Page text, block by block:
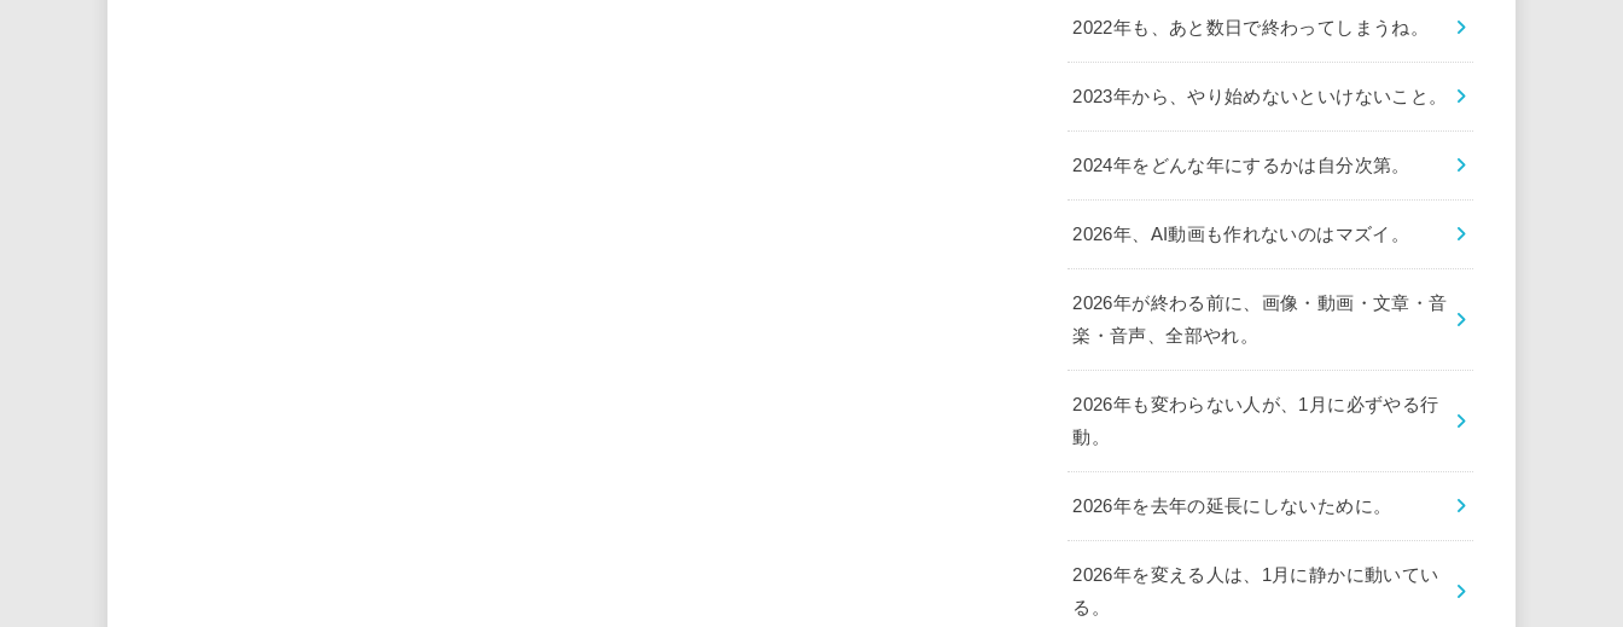
2022年も、あと数日で終わってしまうね。
2023年から、やり始めないといけないこと。
2024年をどんな年にするかは自分次第。
2026年、AI動画も作れないのはマズイ。
2026年が終わる前に、画像・動画・文章・音
楽・音声、全部やれ。
2026年も変わらない人が、1月に必ずやる行
動。
2026年を去年の延長にしないために。
2026年を変える人は、1月に静かに動いてい
る。